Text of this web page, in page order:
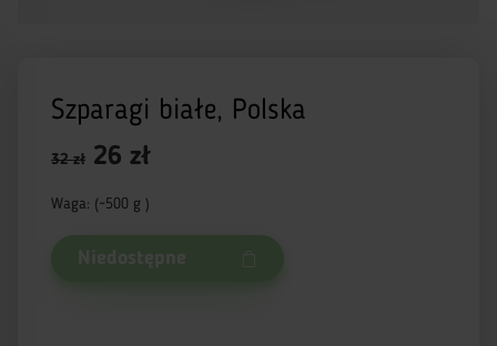
Szparagi białe, Polska
32 zł 26 zł
Waga: (~500 g )
Niedostępne